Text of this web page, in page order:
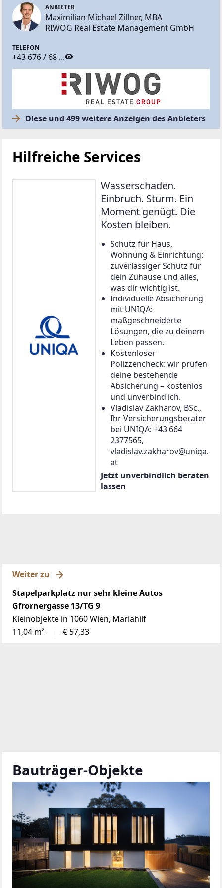
ANBIETER
Maximilian Michael Zillner, MBA
RIWOG Real Estate Management GmbH
TELEFON
+43 676 / 68 ...
Diese und 499 weitere Anzeigen des Anbieters
Hilfreiche Services
Wasserschaden.
Einbruch. Sturm. Ein
Moment genügt. Die
Kosten bleiben.
Schutz für Haus,
Wohnung & Einrichtung:
zuverlässiger Schutz für
dein Zuhause und alles,
was dir wichtig ist.
Individuelle Absicherung
mit UNIQA:
maßgeschneiderte
Lösungen, die zu deinem
Leben passen.
Kostenloser
Polizzencheck: wir prüfen
deine bestehende
Absicherung – kostenlos
und unverbindlich.
Vladislav Zakharov, BSc.,
Ihr Versicherungsberater
bei UNIQA: +43 664
2377565,
vladislav.zakharov@uniqa.
at
Jetzt unverbindlich beraten
lassen
Weiter zu
Stapelparkplatz nur sehr kleine Autos
Gfrornergasse 13/TG 9
Kleinobjekte in 1060 Wien, Mariahilf
11,04 m²
€ 57,33
Bauträger-Objekte